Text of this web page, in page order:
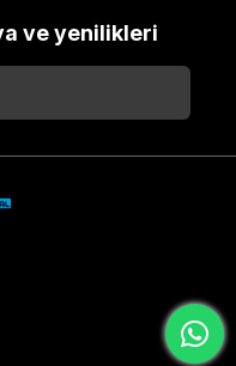
ve yenilikleri